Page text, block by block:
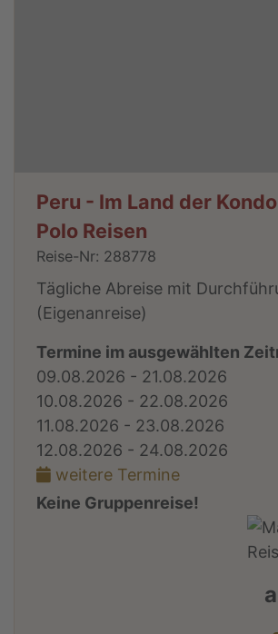
Peru - Im Land der
Polo Reisen
Reise-Nr: 288778
Tägliche Abreise mit
(Eigenanreise)
Termine im ausgewählten
09.08.2026 - 21.08.2026
10.08.2026 - 22.08.2026
11.08.2026 - 23.08.2026
12.08.2026 - 24.08.2026
weitere Termine
Keine Gruppenreise!